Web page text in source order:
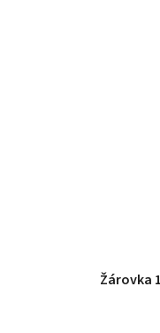
Žárovka